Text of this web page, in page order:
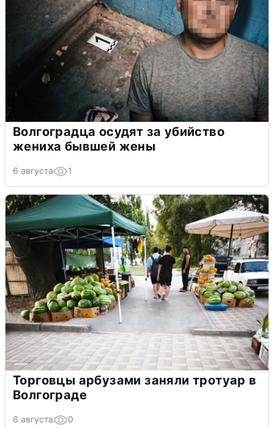
Волгоградца осудят за убийство
жениха бывшей жены
6 августа 1
Торговцы арбузами заняли тротуар в
Волгограде
6 августа 0